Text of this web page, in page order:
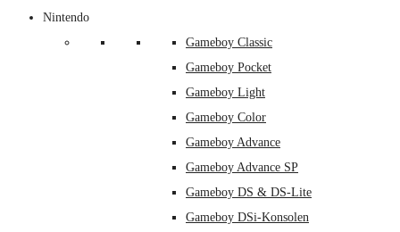
Nintendo
Gameboy Classic
Gameboy Pocket
Gameboy Light
Gameboy Color
Gameboy Advance
Gameboy Advance SP
Gameboy DS & DS-Lite
Gameboy DSi-Konsolen